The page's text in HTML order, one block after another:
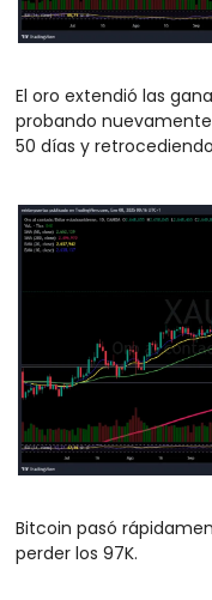
El oro extendió las
probando
50 días y
Bitcoin pasó
perder los 97K.